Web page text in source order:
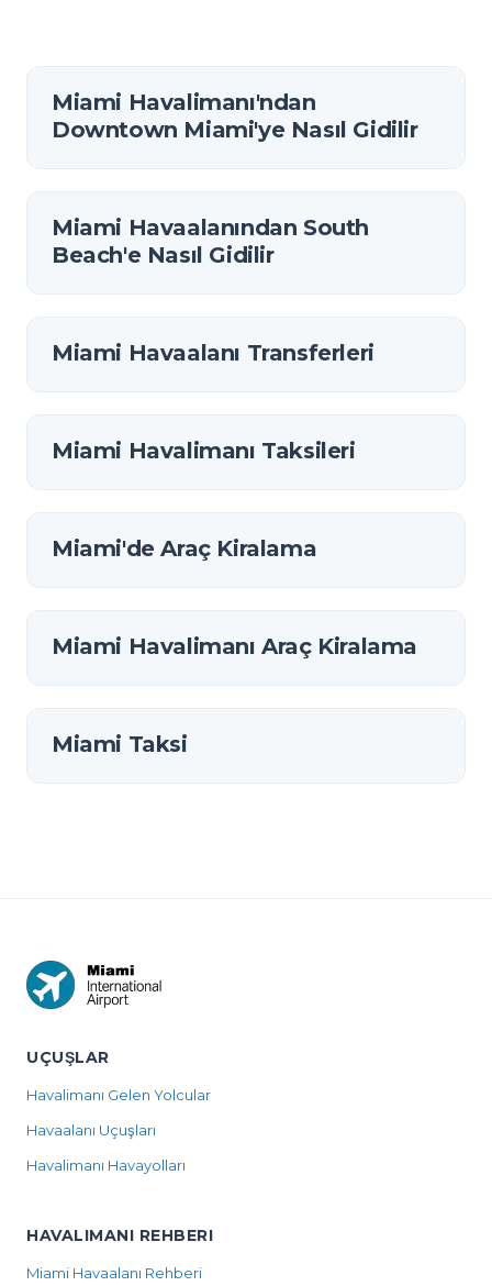
Miami Havalimanı'ndan
Downtown Miami'ye Nasıl Gidilir
Miami Havaalanından South
Beach'e Nasıl Gidilir
Miami Havaalanı Transferleri
Miami Havalimanı Taksileri
Miami'de Araç Kiralama
Miami Havalimanı Araç Kiralama
Miami Taksi
UÇUŞLAR
Havalimanı Gelen Yolcular
Havaalanı Uçuşları
Havalimanı Havayolları
HAVALIMANI REHBERI
Miami Havaalanı Rehberi